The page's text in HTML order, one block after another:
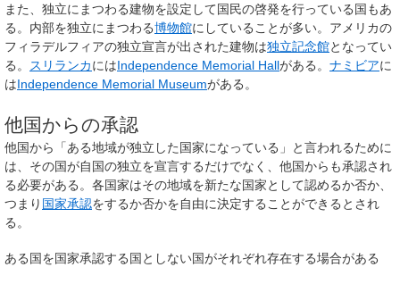
また、独立にまつわる建物を設定して国民の啓発を行っている国もあ
る。内部を独立にまつわる博物館にしていることが多い。アメリカの
フィラデルフィアの独立宣言が出された建物は独立記念館となってい
る。 スリランカにはIndependence Memorial Hallがある。 ナミビアに
はIndependence Memorial Museumがある。
他国からの承認
他国から「ある地域が独立した国家になっている」と言われるために
は、その国が自国の独立を宣言するだけでなく、他国からも承認され
る必要がある。各国家はその地域を新たな国家として認めるか否か、
つまり 国家承認をするか否かを自由に決定することができるとされ
る。
ある国を国家承認する国としない国がそれぞれ存在する場合がある